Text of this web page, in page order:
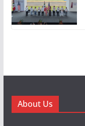
About Us